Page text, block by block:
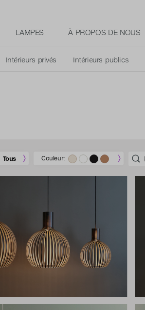
LAMPES À PROPOS DE NOUS
Intérieurs privés Intérieurs publics
Tous Couleur: